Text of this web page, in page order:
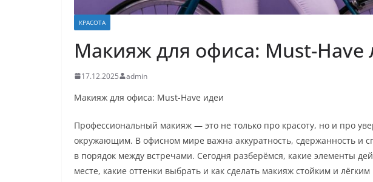
КРАСОТА
Макияж для офиса: Must-
17.12.2025 admin
Макияж для офиса: Must-Have идеи
Профессиональный макияж — это не только про красоту, но и про
окружающим. В офисном мире важна аккуратность, сдержанность и
в порядок между встречами. Сегодня разберёмся, какие элементы
месте, какие оттенки выбрать и как сделать макияж стойким и